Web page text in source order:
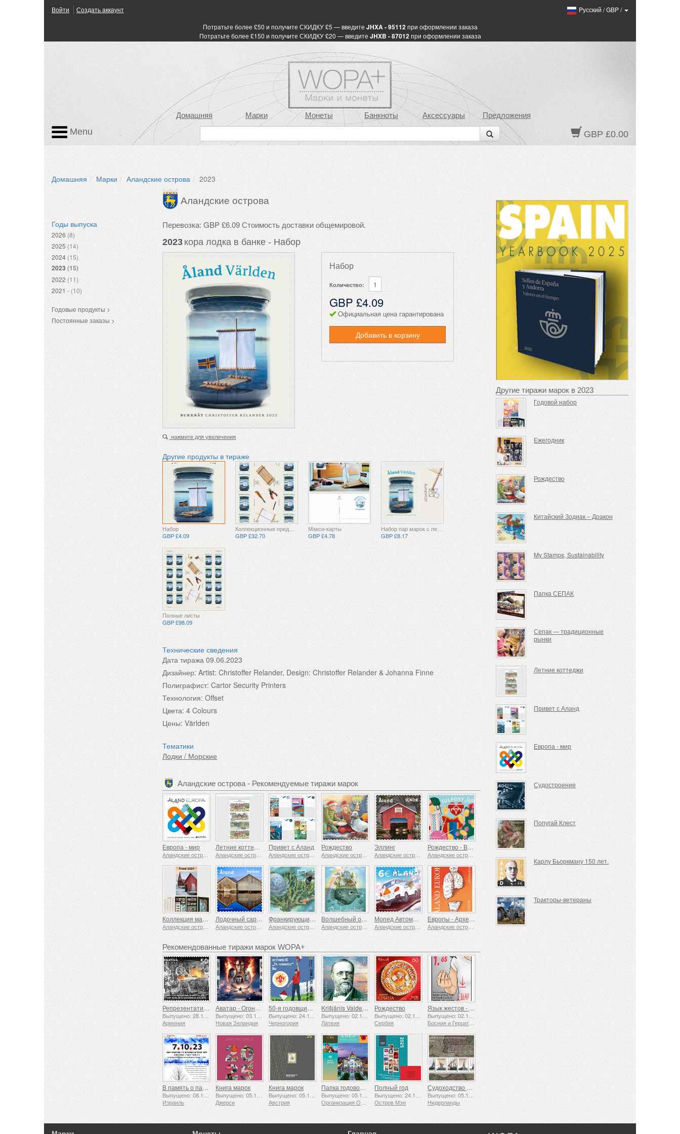
Войти Создать аккаунт Pусский /GBP/
Потратьте более £50 и получите СКИДКУ £5 — введите JHXA - 95112 при оформлении заказа
Потратьте более £150 и получите СКИДКУ £20 — введите JHXB - 87012 при оформлении заказа
Домашняя Марки Монеты Банкноты Аксессуары Предложения
GBP £0.00
Menu
Домашняя Марки Аландские острова 2023
Годы выпуска
2026 (8)
2025 (14)
2024 (15)
2023 (15)
2022 (11)
2021 -(10)
Годовые продукты >
Постоянные заказы >
Аландские острова
Перевозка: GBP £6.09 Стоимость доставки общемировой.
2023 кора лодка в банке - Набор
нажмите для увеличения
Набор
Количество:
GBP £4.09
Официальная цена гарантирована
Добавить в корзину
Другие продукты в тираже
Набор
GBP £4.09
Коллекционные предметы
GBP £32.70
Макси-карты
GBP £4.78
Набор пар марок с перемычкой
GBP £8.17
Полные листы
GBP £98.09
Технические сведения
Дата тиража 09.06.2023
Дизайнер: Artist: Christoffer Relander, Design: Christoffer Relander & Johanna Finne
Полиграфист: Cartor Security Printers
Технология: Offset
Цвета: 4 Colours
Цены: Världen
Тематики
Лодки / Морские
Аландские острова - Рекомендуемые тиражи марок
Европа - мир Летние коттеджи Привет с Аланд
Аландские острова
Рождество Эллинг Рождество - Вязание
Аландские острова
Коллекция марок на год
Аландские острова
Лодочный сарай Франкирующие этикетки - Сокровища моря
Аландские острова
Волшебный остров Мопед Автомобиль Европы - Археологические открытия
Аландские острова
Рекомендованные тиражи марок WOPA+
Репрезентативный список нематериального культурного наследия человечества ЮНЕСКО — Традиция кузнечного дела в Гюмри
Выпущено: 28.11.2025
Армения
Аватар - Огонь и пепел
Выпущено: 03.12.2025
Новая Зеландия
50-я годовщина основания Ассоциации скаутов «24 ноября»
Выпущено: 24.11.2025
Черногория
Krišjānis Valdemārs
Выпущено: 02.12.2025
Латвия
Рождество
Выпущено: 02.12.2025
Сербия
Язык жестов - Хорошо
Выпущено: 02.12.2025
Босния и Герцеговина - Республика Сербская
В память о павших и убиенных 7 октября 2023 года
Израиль
Книга марок
Джерси
Книга марок
Австрия
Папка годовой коллекции (Нью-Йорк)
Выпущено: 05.12.2025
Полный год
Остров Мэн
Судоходство в XVII и XVIII веках – Торфяные перевозки
Выпущено: 05.12.2025
Нидерланды
Другие тиражи марок в 2023
Годовой набор
Ежегодник
Рождество
Китайский Зодиак – Дракон
My Stamps, Sustainability
Папка СЕПАК
Сепак — традиционные
рынки
Летние коттеджи
Привет с Аланд
Европа - мир
Судостроение
Попугай Клест
Карлу Бьоркману 150 лет.
Тракторы-ветераны